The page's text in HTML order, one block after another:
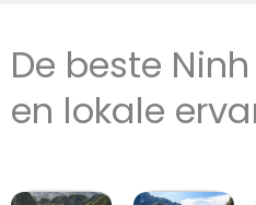
De beste
en lokale